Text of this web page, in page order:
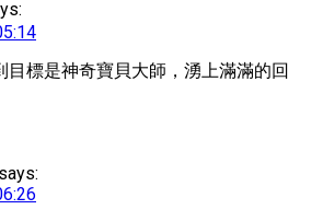
目標是神奇寶貝大師，湧上滿滿的回
says: